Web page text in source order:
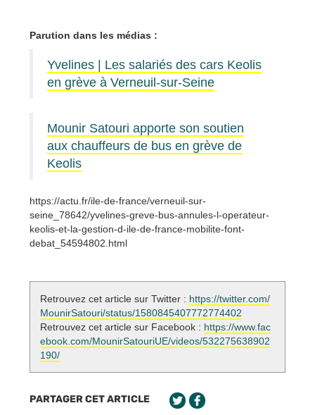
Parution dans les médias :
Yvelines | Les salariés des cars Keolis
en grève à Verneuil-sur-Seine
Mounir Satouri apporte son soutien
aux chauffeurs de bus en grève de
Keolis
https://actu.fr/ile-de-france/verneuil-sur-
seine_78642/yvelines-greve-bus-annules-l-operateur-
keolis-et-la-gestion-d-ile-de-france-mobilite-font-
debat_54594802.html
Retrouvez cet article sur Twitter : https://twitter.com/
MounirSatouri/status/1580845407772774402
Retrouvez cet article sur Facebook : https://www.fac
ebook.com/MounirSatouriUE/videos/532275638902
190/
PARTAGER CET ARTICLE